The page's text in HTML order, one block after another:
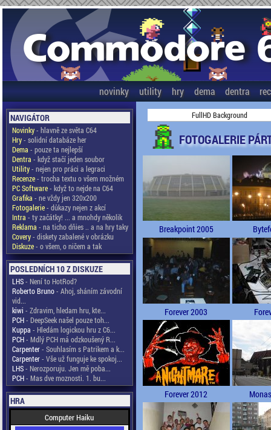
novinky utility hry dema dentra
NAVIGÁTOR
Novinky- hlavně ze světa C64
Hry- solidní databáze her
Dema - pouze ta nejlepší
Dentra - když stačí jeden soubor
Utility- nejen pro práci a legraci
Recenze- trocha textu o všem možném
PC Software- když to nejde na C64
Grafika - ne vždy jen 320x200
Fotogalerie- důkazy nejen z akcí
Intra - ty začátky! ... a mnohdy několik
Reklama - na ticho dňies .. a na hry taky
Covery- diskety zabalené v obrázku
Diskuze- o všem, o ničem a tak
POSLEDNÍCH 10 Z DISKUZE
LHS- Není to HotRod?
Roberto Bruno- Ahoj, sháním závodní
vid...
kiwi - Zdravim, hledam hru, kte...
PCH- DeepSeek našel pouze toh...
Kuppa - Hledám logickou hru z C6...
PCH- Mdlý PCH má odzkoušený R...
Carpenter- Souhlasím s Patrikem a k...
Carpenter- Vše už funguje ke spokoj...
LHS- Nerozporuju. Jen mě poba...
PCH- Mas dve moznosti. 1. bu...
HRA
Computer Haiku
FullHD Background
FOTOGALERIE
Breakpoint 2005
Forever 2003
Forever 2012